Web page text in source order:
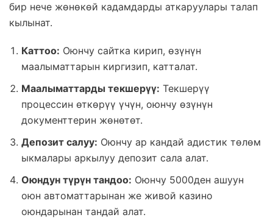
бир нече жөнөкөй кадамдарды аткаруулары талап
кылынат.
Каттоо: Оюнчу сайтка кирип, өзүнүн
маалыматтарын киргизип, катталат.
Маалыматтарды текшерүү: Текшерүү
процессин өткөрүү үчүн, оюнчу өзүнүн
документтерин жөнөтөт.
Депозит салуу: Оюнчу ар кандай адистик төлөм
ыкмалары аркылуу депозит сала алат.
Оюндун түрүн тандоо: Оюнчу 5000ден ашуун
оюн автоматтарынан же живой казино
оюндарынан тандай алат.